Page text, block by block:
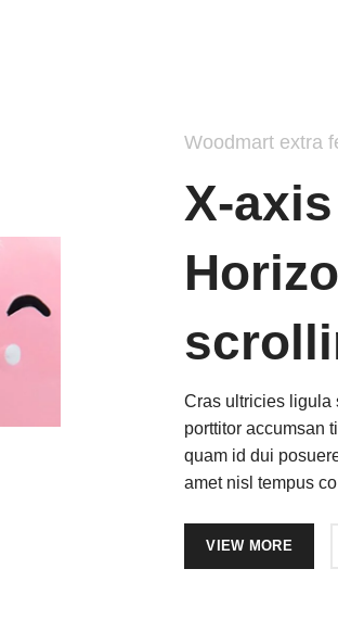
Woodmart extra
X-
Cras ultricies ligula
porttitor accumsan
quam id dui
amet nisl tempus
VIEW MORE